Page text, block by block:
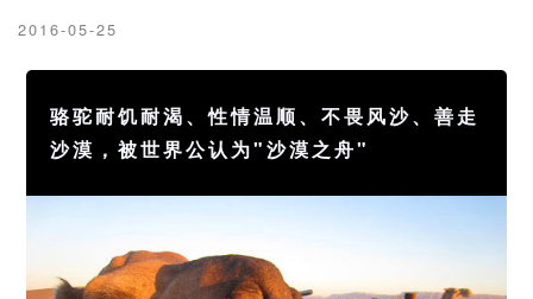
2016-05-25
骆驼耐饥耐渴、性情温顺、不畏风沙、善走
沙漠，被世界公认为"沙漠之舟"